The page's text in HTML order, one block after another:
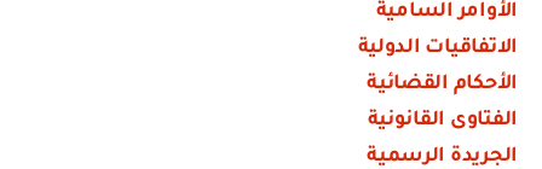
الأوامر السامية
الاتفاقيات الدولية
الأحكام القضائية
الفتاوى القانونية
الجريدة الرسمية